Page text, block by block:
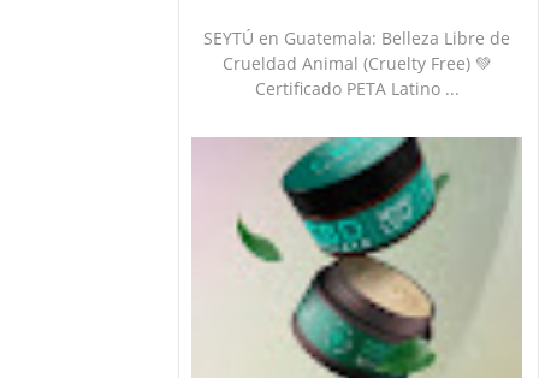
SEYTÚ en Guatemala: Belleza Libre de
Crueldad Animal (Cruelty Free) 💚
Certificado PETA Latino ...